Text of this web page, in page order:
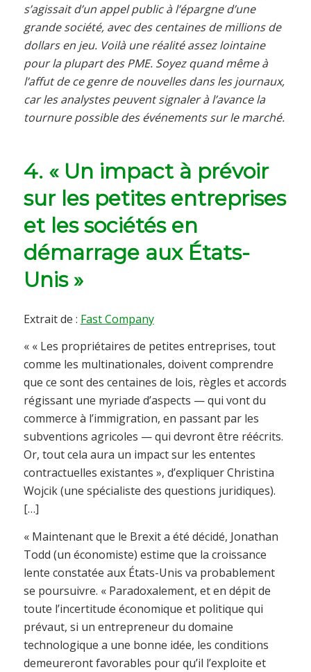
s’agissait d’un appel public à l’épargne d’une
grande société, avec des centaines de millions de
dollars en jeu. Voilà une réalité assez lointaine
pour la plupart des PME. Soyez quand même à
l’affut de ce genre de nouvelles dans les journaux,
car les analystes peuvent signaler à l’avance la
tournure possible des événements sur le marché.
4. « Un impact à prévoir
sur les petites entreprises
et les sociétés en
démarrage aux États-
Unis »
Extrait de : Fast Company
« « Les propriétaires de petites entreprises, tout
comme les multinationales, doivent comprendre
que ce sont des centaines de lois, règles et accords
régissant une myriade d’aspects — qui vont du
commerce à l’immigration, en passant par les
subventions agricoles — qui devront être réécrits.
Or, tout cela aura un impact sur les ententes
contractuelles existantes », d’expliquer Christina
Wojcik (une spécialiste des questions juridiques).
[…]
« Maintenant que le Brexit a été décidé, Jonathan
Todd (un économiste) estime que la croissance
lente constatée aux États-Unis va probablement
se poursuivre. « Paradoxalement, et en dépit de
toute l’incertitude économique et politique qui
prévaut, si un entrepreneur du domaine
technologique a une bonne idée, les conditions
demeureront favorables pour qu’il l’exploite et